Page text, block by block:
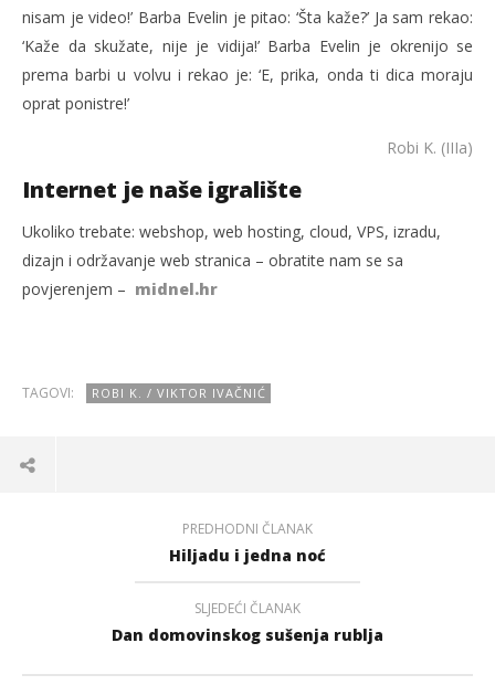
nisam je video!’ Barba Evelin je pitao: ‘Šta kaže?’ Ja sam rekao:
‘Kaže da skužate, nije je vidija!’ Barba Evelin je okrenijo se
prema barbi u volvu i rekao je: ‘E, prika, onda ti dica moraju
oprat ponistre!’
Robi K. (IIIa)
Internet je naše igralište
Ukoliko trebate: webshop, web hosting, cloud, VPS, izradu,
dizajn i održavanje web stranica – obratite nam se sa
povjerenjem – midnel.hr
TAGOVI: ROBI K. / VIKTOR IVAČNIĆ
PREDHODNI ČLANAK
Hiljadu i jedna noć
SLJEDEĆI ČLANAK
Dan domovinskog sušenja rublja